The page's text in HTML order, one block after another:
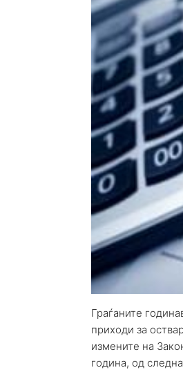
Граѓаните
приходи за
измените на
година, од